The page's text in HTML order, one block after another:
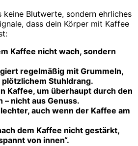
keine Blutwerte, sondern ehrliches
dass dein Körper mit Kaffee
Kaffee nicht wach, sondern
regelmäßig mit Grummeln,
Stuhldrang.
Kaffee, um überhaupt durch den
– nicht aus Genuss.
auch wenn der Kaffee am
dem Kaffee nicht gestärkt,
von innen“.